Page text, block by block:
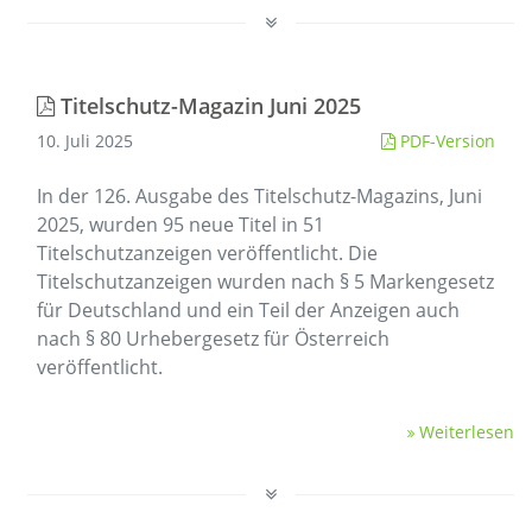
Titelschutz-Magazin Juni 2025
10. Juli 2025 PDF-Version
In der 126. Ausgabe des Titelschutz-Magazins, Juni
2025, wurden 95 neue Titel in 51
Titelschutzanzeigen veröffentlicht. Die
Titelschutzanzeigen wurden nach § 5 Markengesetz
für Deutschland und ein Teil der Anzeigen auch
nach § 80 Urhebergesetz für Österreich
veröffentlicht.
Weiterlesen